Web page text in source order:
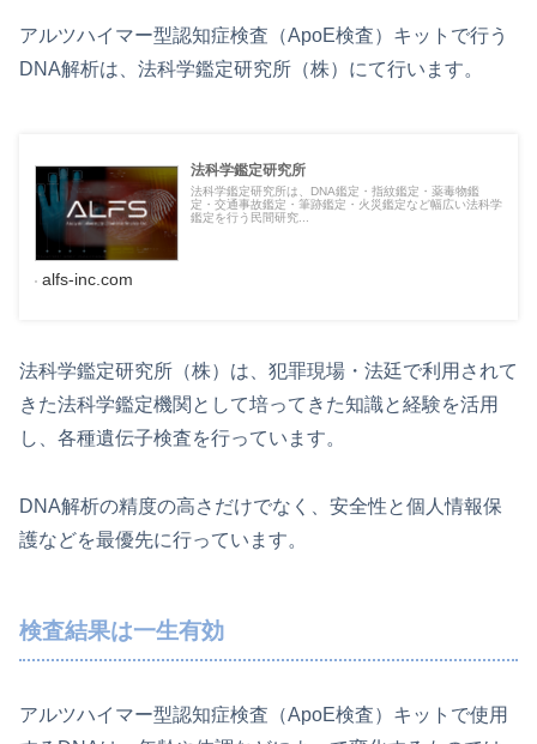
アルツハイマー型認知症検査（ApoE検査）キットで行う
DNA解析は、法科学鑑定研究所（株）にて行います。
法科学鑑定研究所
法科学鑑定研究所は、DNA鑑定・指紋鑑定・薬毒物鑑
定・交通事故鑑定・筆跡鑑定・火災鑑定など幅広い法科学
鑑定を行う民間研究...
alfs-inc.com
法科学鑑定研究所（株）は、犯罪現場・法廷で利用されて
きた法科学鑑定機関として培ってきた知識と経験を活用
し、各種遺伝子検査を行っています。
DNA解析の精度の高さだけでなく、安全性と個人情報保
護などを最優先に行っています。
検査結果は一生有効
アルツハイマー型認知症検査（ApoE検査）キットで使用